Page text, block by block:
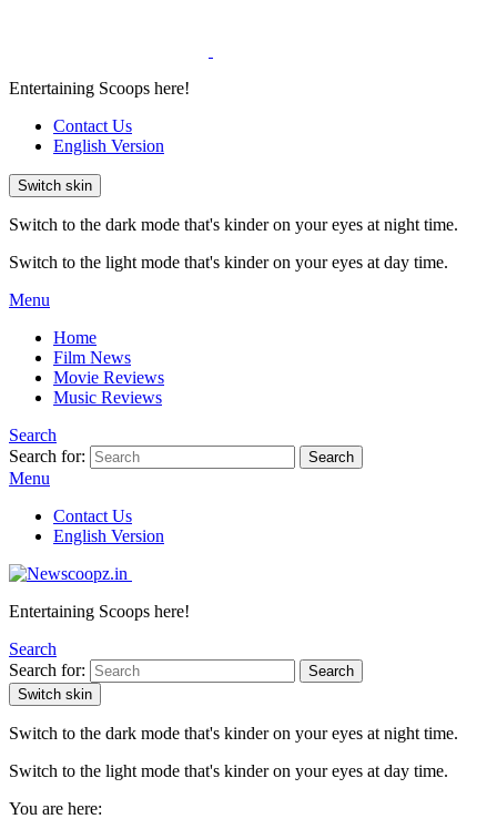
Entertaining Scoops here!
Contact Us
English Version
Switch skin
Switch to the dark mode that's kinder on your eyes at night time.
Switch to the light mode that's kinder on your eyes at day time.
Menu
Home
Film News
Movie Reviews
Music Reviews
Search
Search for:
Search
Menu
Contact Us
English Version
Entertaining Scoops here!
Search
Search for:
Search
Switch skin
Switch to the dark mode that's kinder on your eyes at night time.
Switch to the light mode that's kinder on your eyes at day time.
You are here: